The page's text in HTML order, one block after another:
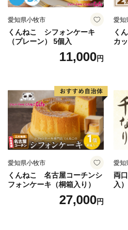
愛知県小牧市
くんねこ シフォンケーキ
（プレーン） 5個入
11,000円
愛知
く
カ
愛知県小牧市
くんねこ 名古屋コーチンシ
フォンケーキ（桐箱入り）
27,000円
愛知
両
入） どら焼き どらやき 手土
産
豆